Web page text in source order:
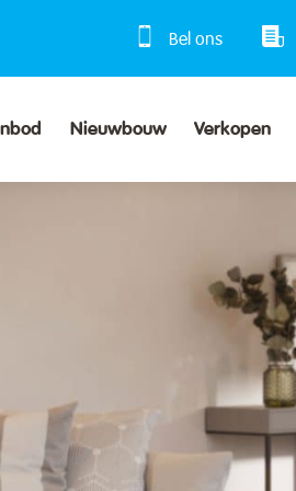
Bel ons
Nieuwbouw Verkopen